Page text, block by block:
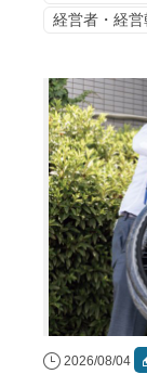
経営者・経
2026/08/04